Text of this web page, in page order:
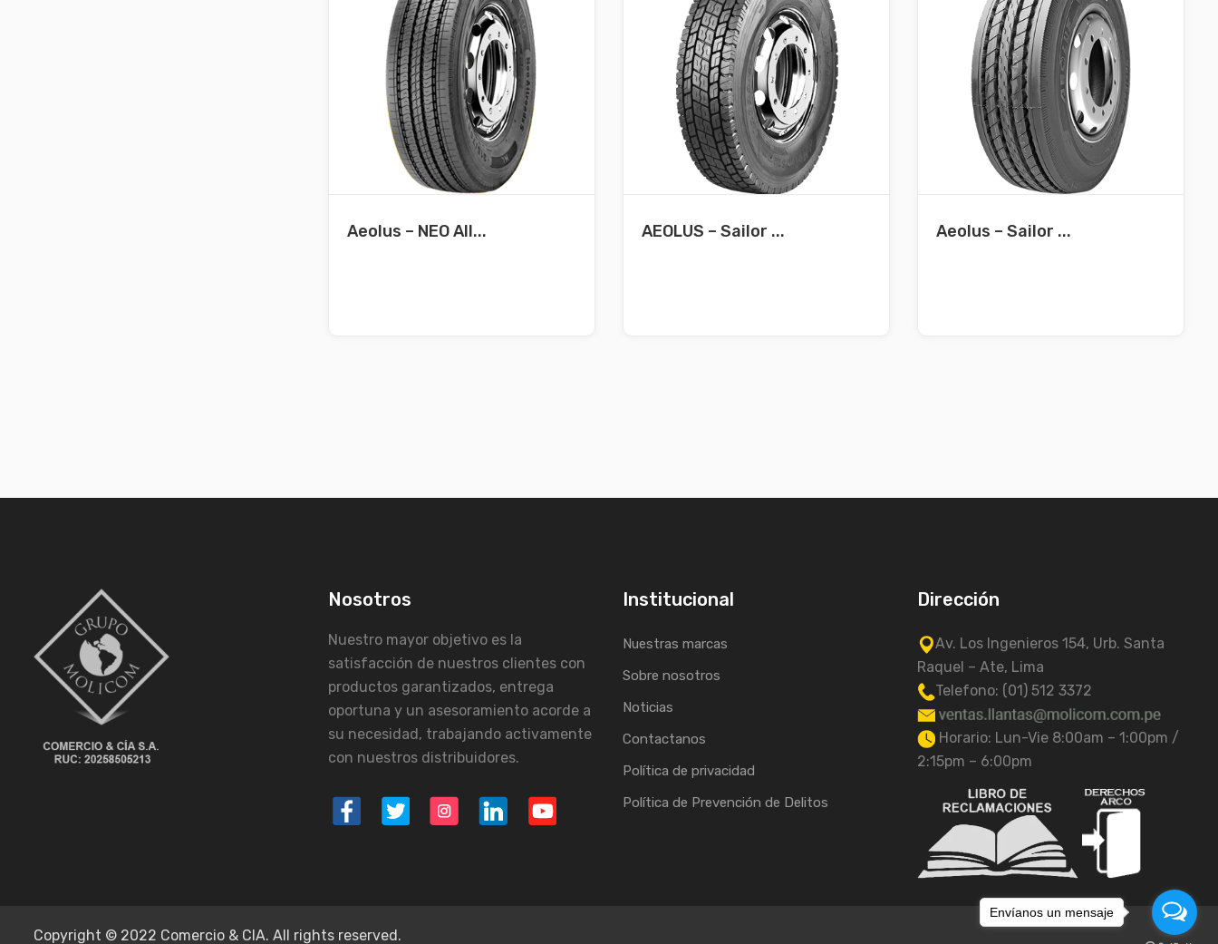
Aeolus – NEO All... AEOLUS – Sailor ... Aeolus – Sailor ...
Nosotros
Nuestro mayor objetivo es la
satisfacción de nuestros clientes con
productos garantizados, entrega
oportuna y un asesoramiento acorde a
su necesidad, trabajando activamente
con nuestros distribuidores.
Institucional
Nuestras marcas
Sobre nosotros
Noticias
Contactanos
Política de privacidad
Política de Prevención de Delitos
Dirección
Av. Los Ingenieros 154, Urb. Santa
Raquel – Ate, Lima
Telefono: (01) 512 3372
Horario: Lun-Vie 8:00am – 1:00pm /
2:15pm – 6:00pm
Copyright © 2022 Comercio & CIA. All rights reserved.
Envíanos un mensaje